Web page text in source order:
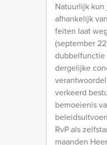
Natuurlijk
afhankelijk
feiten laat
(september
dubbelfunctie
dergelijke
verkeerd
bemoeienis
RvP als
maanden